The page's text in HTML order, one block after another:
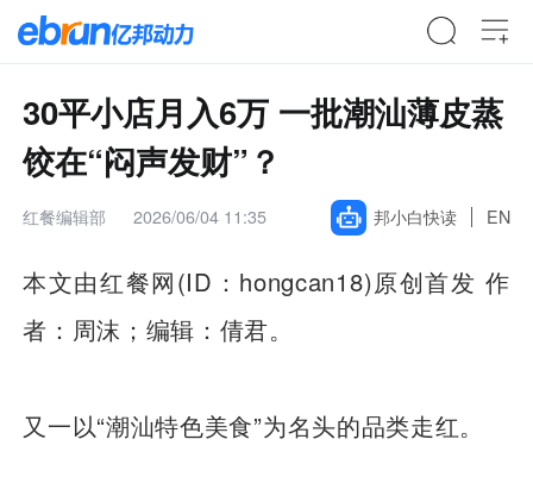
30平小店月入6万 一批潮汕薄皮蒸
饺在“闷声发财”？
红餐编辑部 2026/06/04 11:35 邦小白快读 EN
本文由红餐网(ID：hongcan18)原创首发 作
者：周沫；编辑：倩君。
又一以“潮汕特色美食”为名头的品类走红。